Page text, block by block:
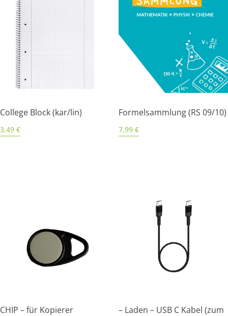
College Block (kar/lin)
3,49 €
Formelsammlung (RS 09/10)
7,99 €
CHIP – für Kopierer
– Laden – USB C Kabel (zum